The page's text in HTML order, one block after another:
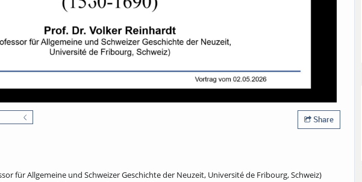
Share
für Allgemeine und Schweizer Geschichte der Neuzeit, Université de Fribourg, Schweiz)